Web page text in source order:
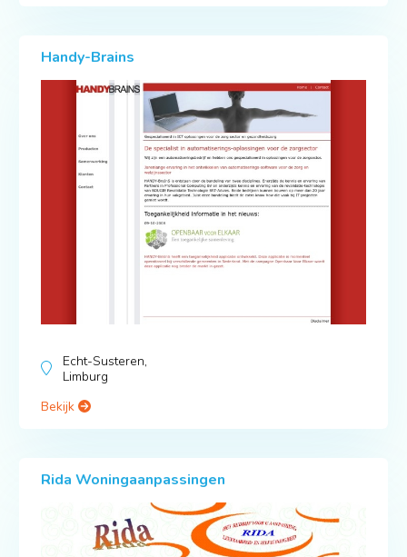
Handy-Brains
Echt-Susteren,
Limburg
Bekijk
Rida Woningaanpassingen